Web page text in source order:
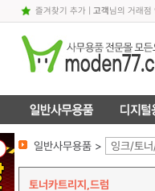
즐겨찾기 추가| 고객님의 거래점
일반사무용품 > 잉크/토너
토너카트리지,드럼